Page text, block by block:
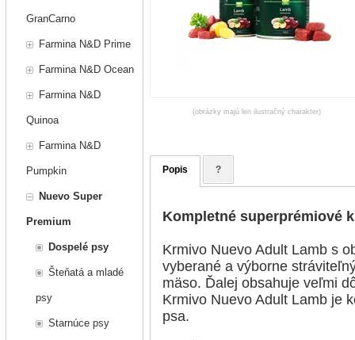
GranCarno
Farmina N&D Prime
Farmina N&D Ocean
Farmina N&D
Quinoa
Farmina N&D
Pumpkin
Nuevo Super
Premium
Dospelé psy
Šteňatá a mladé
psy
Starnúce psy
(obrázky majú len ilustračný charakter)
Popis ?
Kompletné superprémiové
Krmivo Nuevo Adult Lamb s
vyberané a výborne
mäso. Ďalej obsahuje veľmi
Krmivo Nuevo Adult Lamb je
psa.